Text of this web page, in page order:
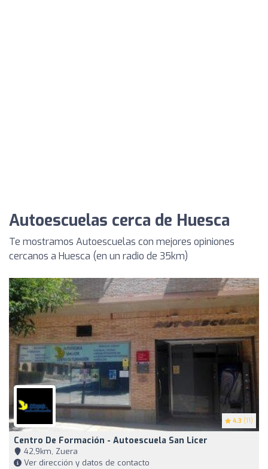
Autoescuelas cerca de Huesca
Te mostramos Autoescuelas con mejores opiniones
cercanos a Huesca (en un radio de 35km)
4.3 (11)
Centro De Formación - Autoescuela San Licer
42,9km, Zuera
Ver dirección y datos de contacto